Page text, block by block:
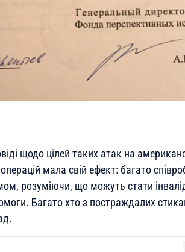
щодо цілей таких атак на
мала свій ефект: багато
розуміючи, що можуть стати
Багато хто з постраждалих